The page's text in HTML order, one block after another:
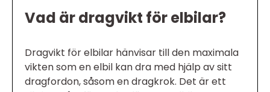
Vad är dragvikt för elbilar?
Dragvikt för elbilar hänvisar till den maximala
vikten som en elbil kan dra med hjälp av sitt
dragfordon, såsom en dragkrok. Det är ett